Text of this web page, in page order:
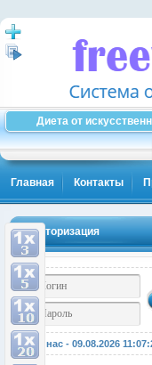
Диета от
Главная Контакты
Авторизация
У нас - 09.08.2026